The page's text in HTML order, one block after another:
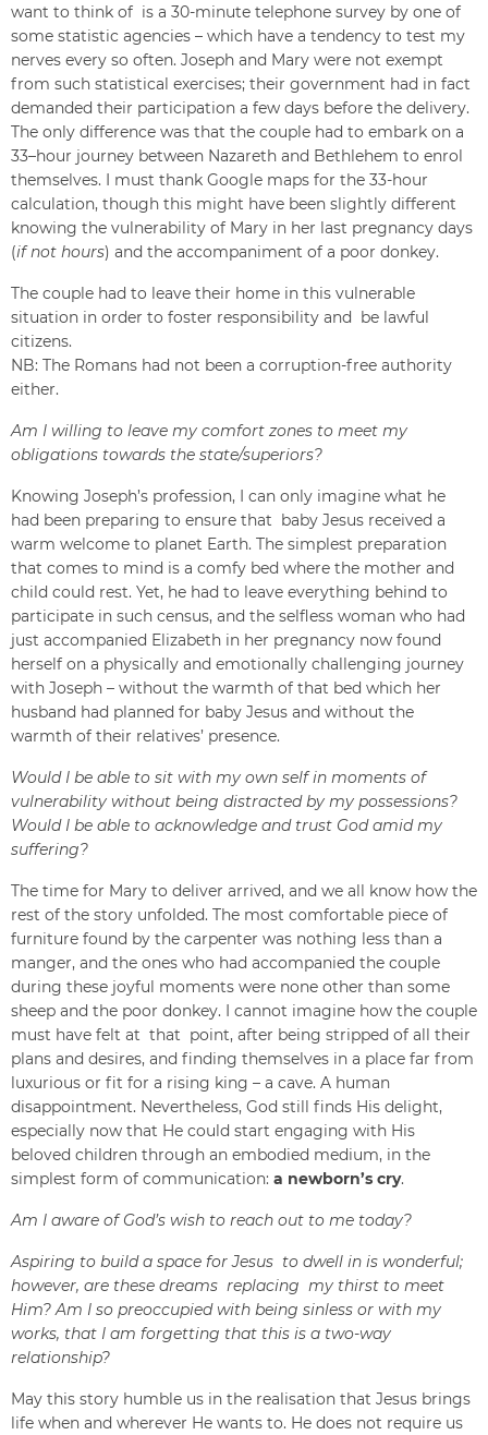
want to think of is a 30-minute telephone survey by one of
some statistic agencies – which have a tendency to test my
nerves every so often. Joseph and Mary were not exempt
from such statistical exercises; their government had in fact
demanded their participation a few days before the delivery.
The only difference was that the couple had to embark on a
33–hour journey between Nazareth and Bethlehem to enrol
themselves. I must thank Google maps for the 33-hour
calculation, though this might have been slightly different
knowing the vulnerability of Mary in her last pregnancy days
(if not hours) and the accompaniment of a poor donkey.
The couple had to leave their home in this vulnerable
situation in order to foster responsibility and be lawful
citizens.
NB: The Romans had not been a corruption-free authority
either.
Am I willing to leave my comfort zones to meet my
obligations towards the state/superiors?
Knowing Joseph’s profession, I can only imagine what he
had been preparing to ensure that baby Jesus received a
warm welcome to planet Earth. The simplest preparation
that comes to mind is a comfy bed where the mother and
child could rest. Yet, he had to leave everything behind to
participate in such census, and the selfless woman who had
just accompanied Elizabeth in her pregnancy now found
herself on a physically and emotionally challenging journey
with Joseph – without the warmth of that bed which her
husband had planned for baby Jesus and without the
warmth of their relatives’ presence.
Would I be able to sit with my own self in moments of
vulnerability without being distracted by my possessions?
Would I be able to acknowledge and trust God amid my
suffering?
The time for Mary to deliver arrived, and we all know how the
rest of the story unfolded. The most comfortable piece of
furniture found by the carpenter was nothing less than a
manger, and the ones who had accompanied the couple
during these joyful moments were none other than some
sheep and the poor donkey. I cannot imagine how the couple
must have felt at that point, after being stripped of all their
plans and desires, and finding themselves in a place far from
luxurious or fit for a rising king – a cave. A human
disappointment. Nevertheless, God still finds His delight,
especially now that He could start engaging with His
beloved children through an embodied medium, in the
simplest form of communication: a newborn’s cry.
Am I aware of God’s wish to reach out to me today?
Aspiring to build a space for Jesus to dwell in is wonderful;
however, are these dreams replacing my thirst to meet
Him? Am I so preoccupied with being sinless or with my
works, that I am forgetting that this is a two-way
relationship?
May this story humble us in the realisation that Jesus brings
life when and wherever He wants to. He does not require us